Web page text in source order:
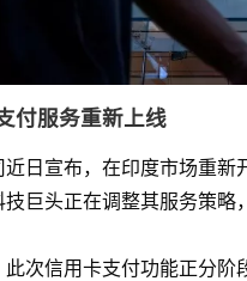
付服务重新上线
近日宣布，在印度市场重新
技巨头正在调整其服务策略
此次信用卡支付功能正分阶